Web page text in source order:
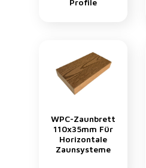
Profile
WPC-Zaunbrett
110x35mm Für
Horizontale
Zaunsysteme